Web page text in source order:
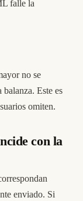
falle la
no se
Este es
omiten.
con la
enviado. Si